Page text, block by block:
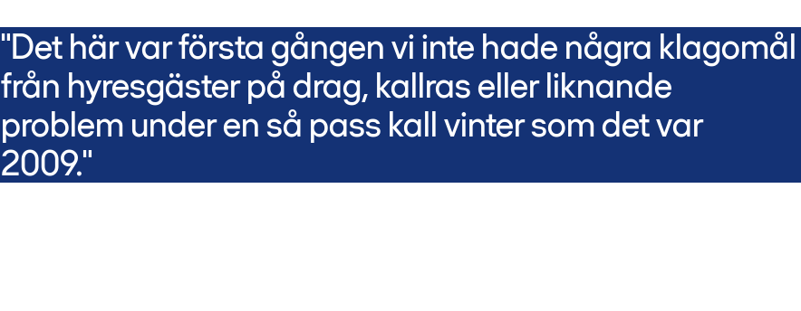
"Det här var första gången vi inte hade några klagomål
från hyresgäster på drag, kallras eller liknande
problem under en så pass kall vinter som det var
2009."